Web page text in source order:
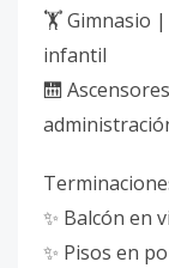
🏋 Gimnasio |
infantil
🛗
✨ Balcón en
✨ Pisos en